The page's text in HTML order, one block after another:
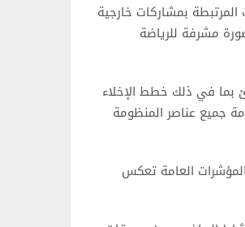
بمشاركات خارجية
مشرفة للرياضة
بما في ذلك خطط الإخلاء
جميع عناصر المنظومة
العامة تعكس